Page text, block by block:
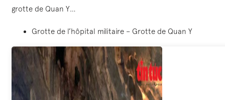
grotte de Quan Y…
Grotte de l’hôpital militaire – Grotte de Quan Y